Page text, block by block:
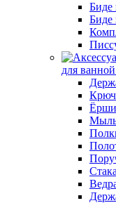
Биде
Биде
для